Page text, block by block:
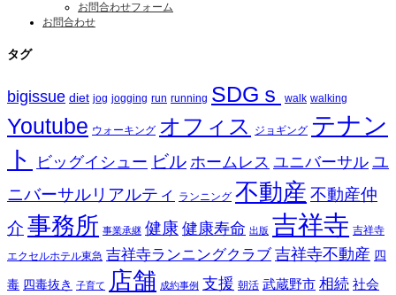
お問合わせフォーム
お問合わせ
タグ
bigissue diet jog jogging run running SDGｓ walk walking
Youtube ウォーキング オフィス ジョギング テナン
ト
ビッグイシュー ビル ホームレス ユニバーサルユ
ニバーサルリアルティ
ランニング 不動産 不動産仲
介 事務所 事業承継 健康健康寿命 出版 吉祥寺 吉祥寺
エクセルホテル東急 吉祥寺ランニングクラブ 吉祥寺不動産 四
毒 四毒抜き 子育て 店舗 成約事例 支援 朝活 武蔵野市 相続 社会